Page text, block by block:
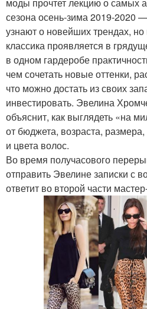
сезона осень-зима 2019-2020
узнают о новейших трендах, но
классика проявляется в
в одном гардеробе
чем сочетать новые оттенки,
что можно достать из своих
инвестировать. Эвелина
объяснит, как выглядеть «на
от бюджета, возраста,
и цвета волос.
Во время получасового
отправить Эвелине записки с
ответит во второй части